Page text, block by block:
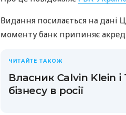
Видання посилається на дані
моменту банк припиняє
ЧИТАЙТЕ ТАКОЖ
Власник Calvin Klein
бізнесу в росії